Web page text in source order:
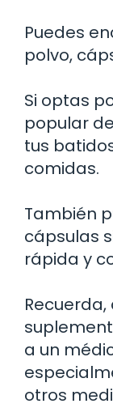
Puedes
polvo,
Si optas
popular
tus
comidas.
También
cápsulas
rápida y
a un
otros